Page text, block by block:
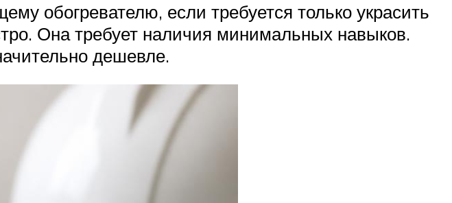
обогревателю, если требуется только украсить
Она требует наличия минимальных навыков.
дешевле.